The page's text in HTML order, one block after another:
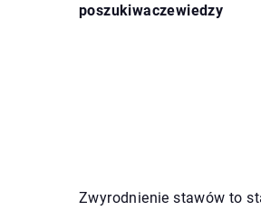
poszukiwaczewiedzy
Zwyrodnienie stawów to